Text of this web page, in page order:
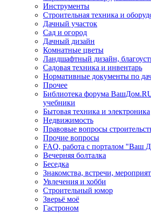
Инструменты
Строительная техника и
Дачный участок
Сад и огород
Дачный дизайн
Комнатные цветы
Ландшафтный дизайн,
Садовая техника и инвентарь
Нормативные документы по
Прочее
Библиотека форума
учебники
Бытовая техника и электроника
Недвижимость
Правовые вопросы
Прочие вопросы
FAQ, работа с порталом "Ваш
Вечерняя болталка
Беседка
Знакомства, встречи,
Увлечения и хобби
Строительный юмор
Зверьё моё
Гастроном